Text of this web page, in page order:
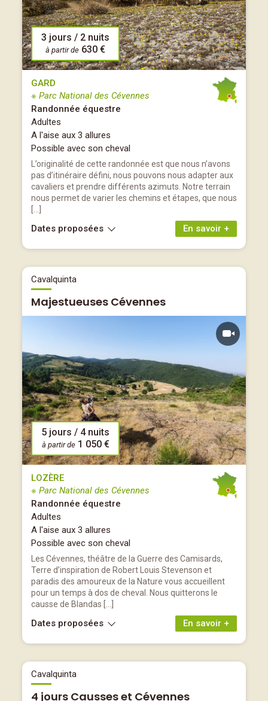
3 jours / 2 nuits
à partir de 630 €
GARD
※ Parc National des Cévennes
Randonnée équestre
Adultes
A l'aise aux 3 allures
Possible avec son cheval
L’originalité de cette randonnée est que nous n’avons
pas d’itinéraire défini, nous pouvons nous adapter aux
cavaliers et prendre différents azimuts. Notre terrain
nous permet de varier les chemins et étapes, que nous
En savoir +
Dates proposées
Cavalquinta
Majestueuses Cévennes
5 jours / 4 nuits
à partir de 1 050 €
LOZÈRE
※ Parc National des Cévennes
Randonnée équestre
Adultes
A l'aise aux 3 allures
Possible avec son cheval
Les Cévennes, théâtre de la Guerre des Camisards,
Terre d’inspiration de Robert Louis Stevenson et
paradis des amoureux de la Nature vous accueillent
pour un temps à dos de cheval. Nous quitterons le
causse de Blandas […]
En savoir +
Dates proposées
Cavalquinta
4 jours Causses et Cévennes